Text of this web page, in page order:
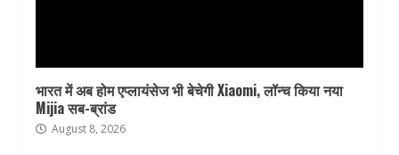
भारत में अब होम एप्लायंसेज भी बेचेगी Xiaomi, लॉन्च किया नया
Mijia सब-ब्रांड
August 8, 2026